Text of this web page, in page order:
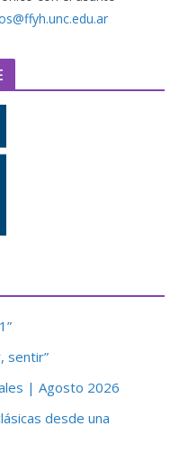
sentir”
| Agosto 2026
desde una